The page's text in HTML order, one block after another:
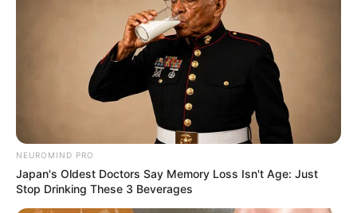
Bikin Ngakak, 10 Potret
Cosplay Murah Pakai Bahan
Seadanya
NEUROMIND PRO
Japan's Oldest Doctors Say Memory Loss Isn't Age: Just
Stop Drinking These 3 Beverages